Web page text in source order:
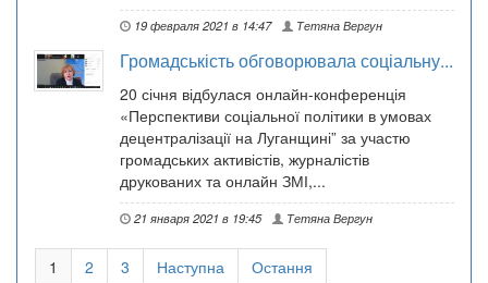
19 февраля 2021 в 14:47 Тетяна Вергун
Громадськість обговорювала соціальну...
20 січня відбулася онлайн-конференція
«Перспективи соціальної політики в умовах
децентралізації на Луганщині” за участю
громадських активістів, журналістів
друкованих та онлайн ЗМІ,...
21 января 2021 в 19:45 Тетяна Вергун
1 2 3 Наступна Остання